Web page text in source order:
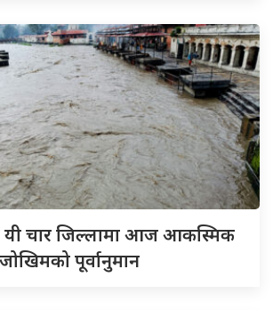
यी चार जिल्लामा आज आकस्मिक
पूर्वानुमान